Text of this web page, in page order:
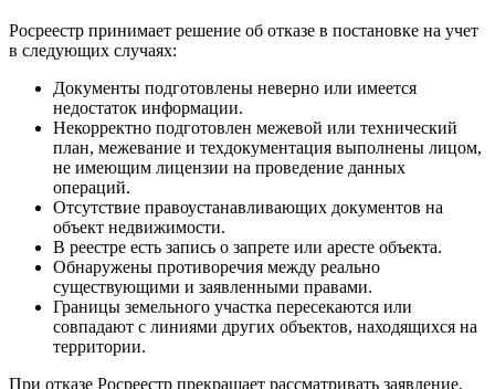
Росреестр принимает решение об отказе в постановке на учет
в следующих случаях:
Документы подготовлены неверно или имеется
недостаток информации.
Некорректно подготовлен межевой или технический
план, межевание и техдокументация выполнены лицом,
не имеющим лицензии на проведение данных
операций.
Отсутствие правоустанавливающих документов на
объект недвижимости.
В реестре есть запись о запрете или аресте объекта.
Обнаружены противоречия между реально
существующими и заявленными правами.
Границы земельного участка пересекаются или
совпадают с линиями других объектов, находящихся на
территории.
При отказе Росреестр прекращает рассматривать заявление,